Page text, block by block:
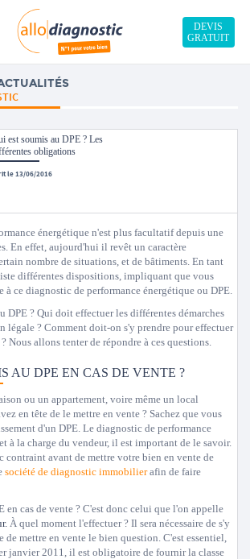
DEVIS
GRATUIT
est soumis au DPE ? Les
obligations
le 13/06/2016
énergétique n'est plus facultatif depuis une
En effet, aujourd'hui il revêt un caractère
nombre de situations, et de bâtiments. En tant
différentes dispositions, impliquant que vous
à ce diagnostic de performance énergétique ou DPE.
DPE ? Qui doit effectuer les différentes démarches
légale ? Comment doit-on s'y prendre pour effectuer
Nous allons tenter de répondre à ces questions.
AU DPE EN CAS DE VENTE ?
ou un appartement, voire même un local
en tête de le mettre en vente ? Sachez que vous
d'un DPE. Le diagnostic de performance
à la charge du vendeur, il est important de le savoir.
contraint avant de mettre votre bien en vente de
société de diagnostic immobilierafin de faire
en cas de vente ? C'est donc celui que l'on appelle
À quel moment l'effectuer ? Il sera nécessaire de s'y
de mettre en vente le bien question. C'est essentiel,
janvier 2011, il est obligatoire de fournir la classe